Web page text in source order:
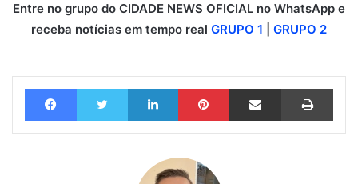
Entre no grupo do CIDADE NEWS OFICIAL no WhatsApp e
receba notícias em tempo real GRUPO 1 GRUPO 2
Facebook Twitter Linkedin Pinterest Compartilhar via e-mail